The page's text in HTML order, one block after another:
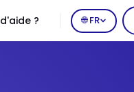
? 🌐 FR